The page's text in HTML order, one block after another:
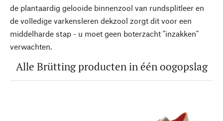
de plantaardig gelooide binnenzool van rundsplitleer en
de volledige varkensleren dekzool zorgt dit voor een
middelharde stap - u moet geen boterzacht "inzakken"
verwachten.
Alle Brütting producten in één oogopslag